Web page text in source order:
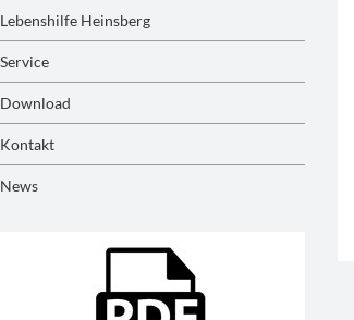
Lebenshilfe Heinsberg
Service
Download
Kontakt
News